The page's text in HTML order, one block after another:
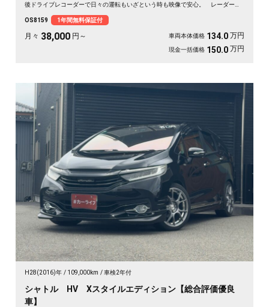
後ドライブレコーダーで日々の運転もいざという時も映像で安心。 レーダーク
と停められます。 仕事帰りにふらっと遠出したくなる、そんな相棒です✨ 高
級セダンがお値打ち、《1年保証付》で気持ちよく乗り出せます💫👍
OS8159 1年間無料保証付
月々 38,000 円～ 車両本体価格 134.0 万円
現金一括価格 150.0 万円
H28(2016)年 109,000km 車検2年付
シャトル HV Xスタイルエディション【総合評価優良
車】